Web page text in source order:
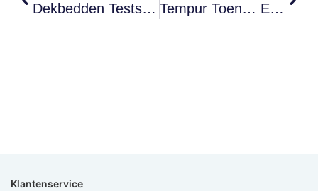
Dekbedden Testservice Tempur Toen… En Tempur Nu…
Klantenservice